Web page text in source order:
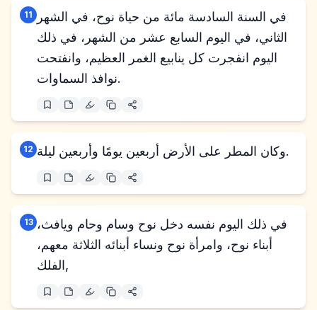
11
في السنة السادسة مائة من حياة نوح، في الشهر
الثاني، في اليوم السابع عشر من الشهر، في ذلك
اليوم انفجرت كل ينابيع الغمر العظيم، وانفتحت
نوافذ السماوات.
12 وكان المطر على الأرض أربعين يومًا وأربعين ليلة.
13 في ذلك اليوم نفسه دخل نوح وسام وحام ويافث،
أبناء نوح، وامرأة نوح ونساء أبنائه الثلاثة معهم،
الفلك,